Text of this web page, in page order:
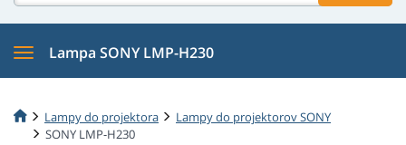
Lampa SONY LMP-H230
Lampy do projektora
Lampy do projektorov SONY
SONY LMP-H230